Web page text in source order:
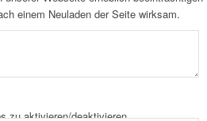
einem Neuladen der Seite wirksam.
zu aktivieren/deaktivieren.